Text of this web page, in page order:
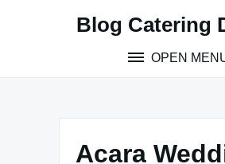
Blog Catering
OPEN
Acara